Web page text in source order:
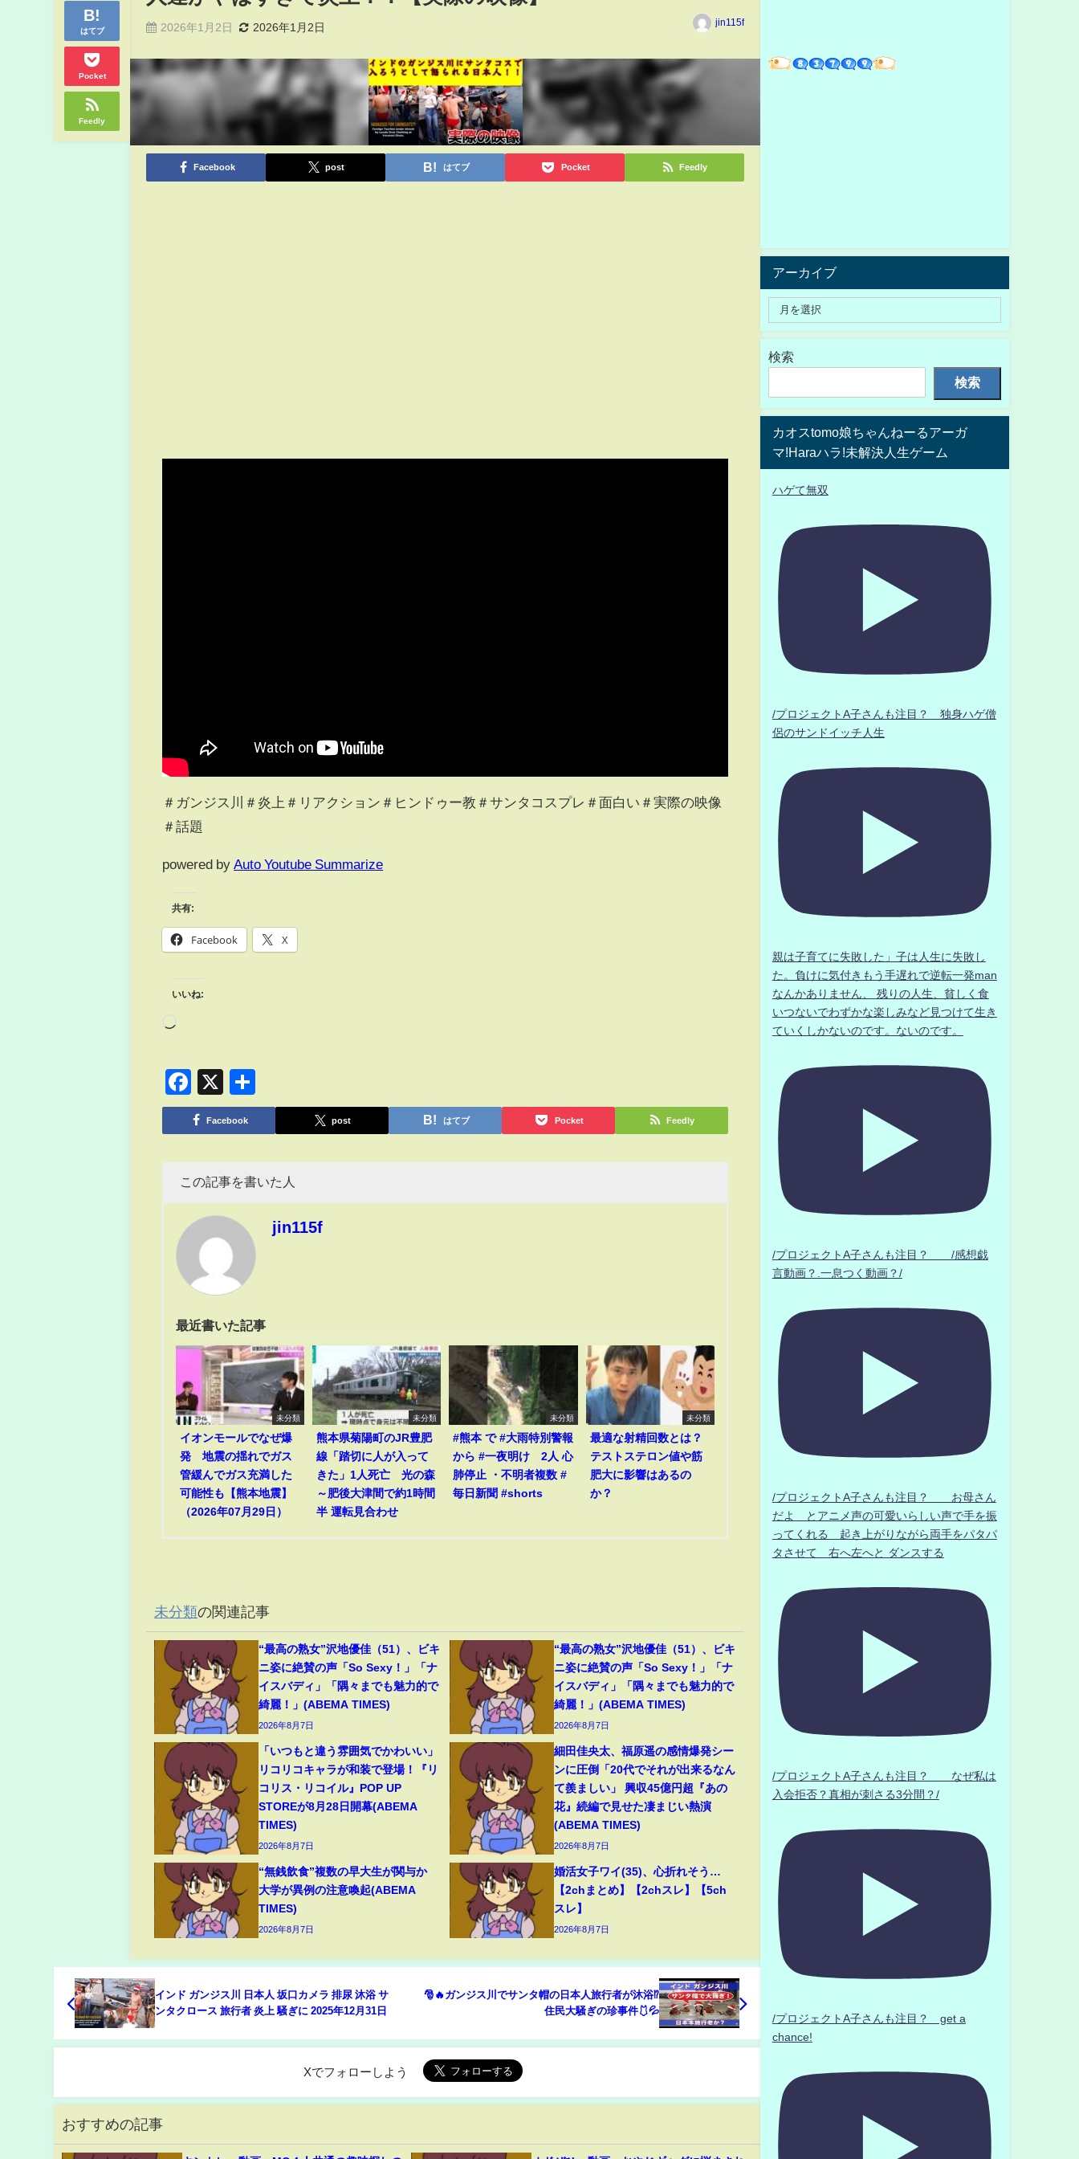
はてブ
Pocket
Feedly
2026年1月2日 2026年1月2日 jin115f
Facebook post はてブ Pocket Feedly
＃ガンジス川＃炎上＃リアクション＃ヒンドゥー教＃サンタコスプレ＃面白い＃実際の映像
＃話題
powered by Auto Youtube Summarize
共有:
Facebook X
いいね:
Facebook
X
有
Facebook post はてブ Pocket Feedly
この記事を書いた人
jin115f
最近書いた記事
未分類
イオンモールでなぜ爆
発 地震の揺れでガス
管緩んでガス充満した
可能性も【熊本地震】
（2026年07月29日）
未分類
熊本県菊陽町のJR豊肥
線「踏切に人が入って
きた」1人死亡 光の森
～肥後大津間で約1時間
半 運転見合わせ
未分類
#熊本 で #大雨特別警報
から #一夜明け 2人 心
肺停止 ・不明者複数 #
毎日新聞 #shorts
未分類
最適な射精回数とは？
テストステロン値や筋
肥大に影響はあるの
か？
未分類の関連記事
“最高の熟女”沢地優佳（51）、ビキ
ニ姿に絶賛の声「So Sexy！」「ナ
イスバディ」「隅々までも魅力的で
綺麗！」(ABEMA TIMES)
2026年8月7日
“最高の熟女”沢地優佳（51）、ビキ
ニ姿に絶賛の声「So Sexy！」「ナ
イスバディ」「隅々までも魅力的で
綺麗！」(ABEMA TIMES)
2026年8月7日
「いつもと違う雰囲気でかわいい」
リコリコキャラが和装で登場！『リ
コリス・リコイル』POP UP
STOREが8月28日開幕(ABEMA
TIMES)
2026年8月7日
細田佳央太、福原遥の感情爆発シー
ンに圧倒「20代でそれが出来るなん
て羨ましい」 興収45億円超『あの
花』続編で見せた凄まじい熱演
(ABEMA TIMES)
2026年8月7日
“無銭飲食”複数の早大生が関与か
大学が異例の注意喚起(ABEMA
TIMES)
2026年8月7日
婚活女子ワイ(35)、心折れそう…
【2chまとめ】【2chスレ】【5ch
スレ】
2026年8月7日
インド ガンジス川 日本人 坂口カメラ 排尿 沐浴 サ
ンタクロース 旅行者 炎上 騒ぎに 2025年12月31日
🎅🔥ガンジス川でサンタ帽の日本人旅行者が沐浴⁉
住民大騒ぎの珍事件🩱💦
Xでフォローしよう
おすすめの記事
アーカイブ
検索
検索
カオスtomo娘ちゃんねーるアーガ
マ!Haraハラ!未解決人生ゲーム
ハゲて無双
/プロジェクトA子さんも注目？ 独身ハゲ僧
侶のサンドイッチ人生
親は子育てに失敗した」子は人生に失敗し
た。負けに気付きもう手遅れで逆転一発man
なんかありません、 残りの人生、貧しく食
いつないでわずかな楽しみなど見つけて生き
ていくしかないのです。ないのです。
/プロジェクトA子さんも注目？ /感想戯
言動画？.一息つく動画？/
/プロジェクトA子さんも注目？ お母さん
だよ とアニメ声の可愛いらしい声で手を振
ってくれる 起き上がりながら両手をパタパ
タさせて 右へ左へと ダンスする
/プロジェクトA子さんも注目？ なぜ私は
入会拒否？真相が刺さる3分間？/
/プロジェクトA子さんも注目？ get a
chance!